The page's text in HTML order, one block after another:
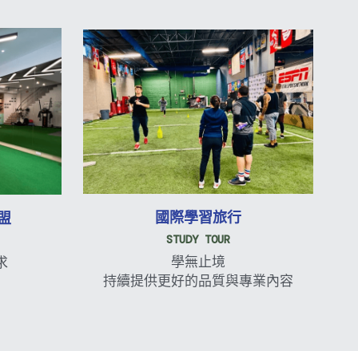
國際學習旅行
STUDY TOUR
學無止境
持續提供更好的品質與專業內容